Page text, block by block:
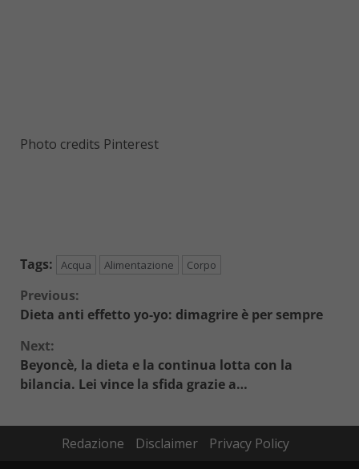
Photo credits Pinterest
Tags: Acqua Alimentazione Corpo
Continue
Previous:
Dieta anti effetto yo-yo: dimagrire è per sempre
Next:
Beyoncè, la dieta e la continua lotta con la
bilancia. Lei vince la sfida grazie a…
Redazione Disclaimer Privacy Policy